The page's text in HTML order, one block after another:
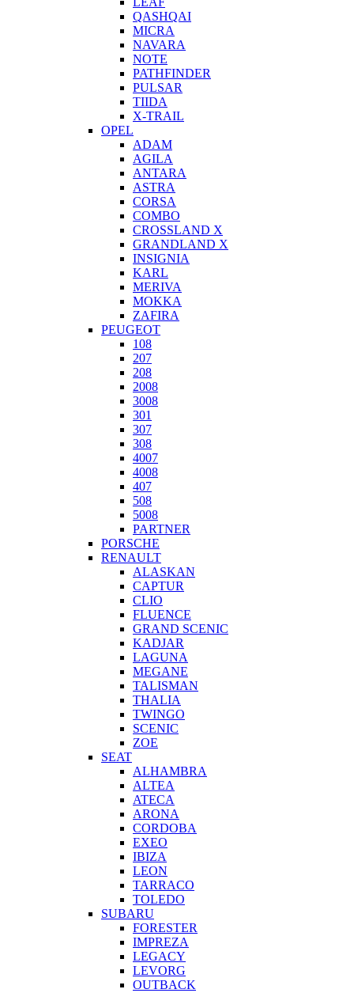
QASHQAI
MICRA
NAVARA
NOTE
PATHFINDER
PULSAR
TIIDA
X-TRAIL
OPEL
ADAM
AGILA
ANTARA
ASTRA
CORSA
COMBO
CROSSLAND X
GRANDLAND X
INSIGNIA
KARL
MERIVA
MOKKA
ZAFIRA
PEUGEOT
108
207
208
2008
3008
301
307
308
4007
4008
407
508
5008
PARTNER
PORSCHE
RENAULT
ALASKAN
CAPTUR
CLIO
FLUENCE
GRAND SCENIC
KADJAR
LAGUNA
MEGANE
TALISMAN
THALIA
TWINGO
SCENIC
ZOE
SEAT
ALHAMBRA
ALTEA
ATECA
ARONA
CORDOBA
EXEO
IBIZA
LEON
TARRACO
TOLEDO
SUBARU
FORESTER
IMPREZA
LEGACY
LEVORG
OUTBACK